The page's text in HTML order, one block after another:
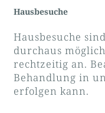
Hausbesuche
Hausbesuche
durchaus
rechtzeitig an.
Behandlung in
erfolgen kann.